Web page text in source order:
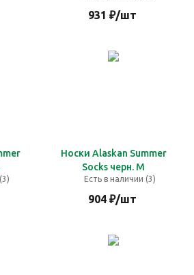
931 ₽/шт
Носки Alaskan Summer
Socks черн. M
Есть в наличии (3)
904₽/шт